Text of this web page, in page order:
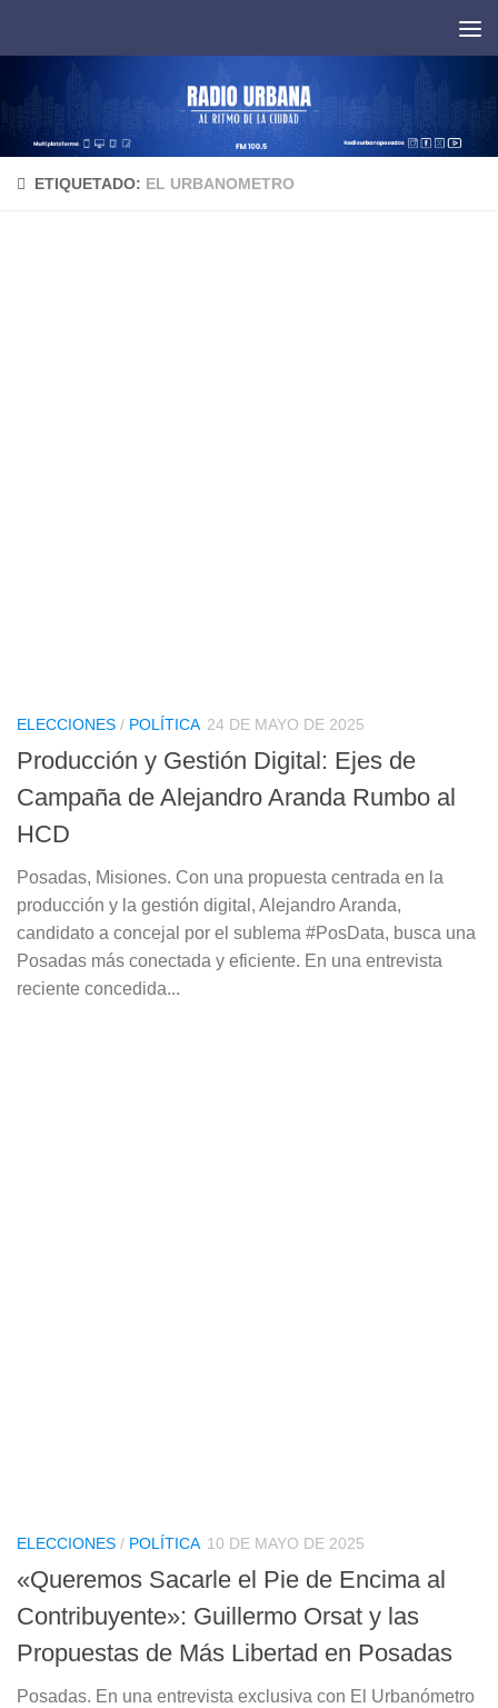
ETIQUETADO: EL URBANOMETRO
ELECCIONES / POLÍTICA 24 DE MAYO DE 2025
Producción y Gestión Digital: Ejes de
Campaña de Alejandro Aranda Rumbo al
HCD
Posadas, Misiones. Con una propuesta centrada en la
producción y la gestión digital, Alejandro Aranda,
candidato a concejal por el sublema #PosData, busca una
Posadas más conectada y eficiente. En una entrevista
reciente concedida...
ELECCIONES / POLÍTICA 10 DE MAYO DE 2025
«Queremos Sacarle el Pie de Encima al
Contribuyente»: Guillermo Orsat y las
Propuestas de Más Libertad en Posadas
Posadas. En una entrevista exclusiva con El Urbanómetro